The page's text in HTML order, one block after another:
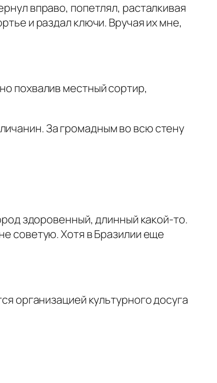
вправо, попетлял, расталкивая
и раздал ключи. Вручая их мне,
похвалив местный сортир,
За громадным во всю стену
здоровенный, длинный какой-то.
советую. Хотя в Бразилии еще
организацией культурного досуга